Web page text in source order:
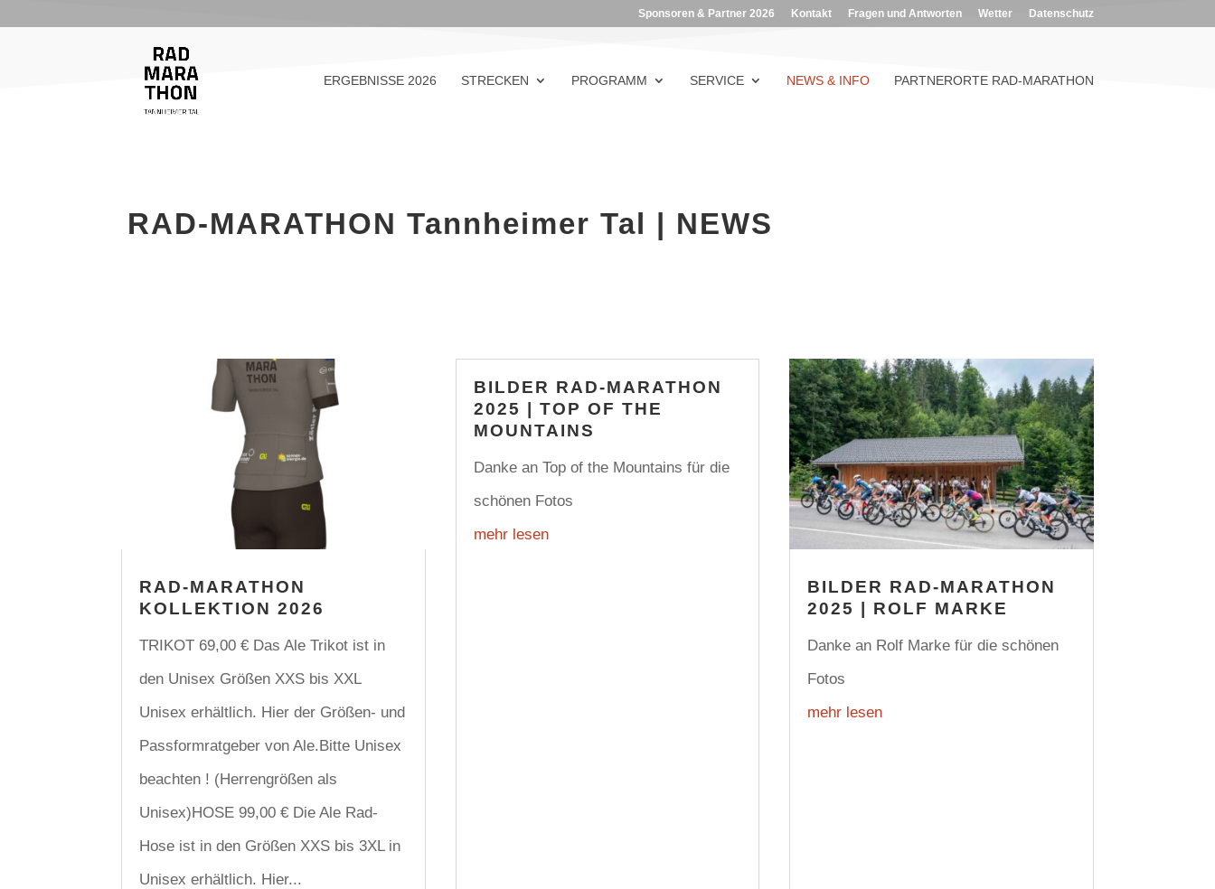
Sponsoren & Partner 2026 Kontakt Fragen und Antworten Wetter Datenschutz
ERGEBNISSE 2026 STRECKEN PROGRAMM SERVICE NEWS & INFO PARTNERORTE RAD-MARATHON
RAD-MARATHON Tannheimer Tal | NEWS
RAD-MARATHON
KOLLEKTION 2026
TRIKOT 69,00 € Das Ale Trikot ist in
den Unisex Größen XXS bis XXL
Unisex erhältlich. Hier der Größen- und
Passformratgeber von Ale.Bitte Unisex
beachten ! (Herrengrößen als
Unisex)HOSE 99,00 € Die Ale Rad-
Hose ist in den Größen XXS bis 3XL in
Unisex erhältlich. Hier...
BILDER RAD-MARATHON
2025 | TOP OF THE
MOUNTAINS
Danke an Top of the Mountains für die
schönen Fotos
mehr lesen
BILDER RAD-MARATHON
2025 | ROLF MARKE
Danke an Rolf Marke für die schönen
Fotos
mehr lesen